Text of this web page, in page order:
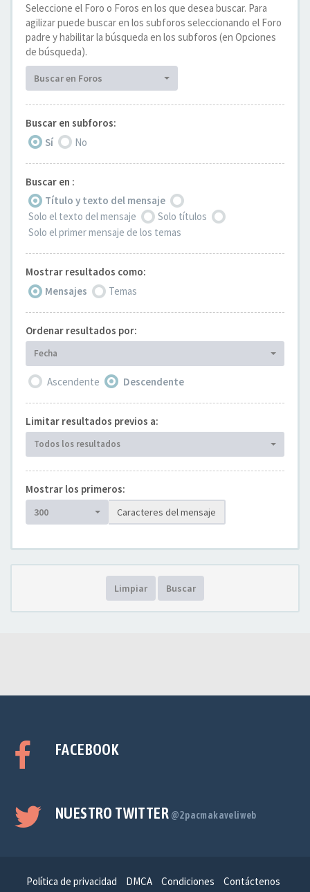
Seleccione el Foro o Foros en los que desea buscar. Para
agilizar puede buscar en los subforos seleccionando el Foro
padre y habilitar la búsqueda en los subforos (en Opciones
de búsqueda).
Buscar en Foros
Buscar en subforos:
Sí
No
Buscar en :
Título y texto del mensaje
Solo el texto del mensaje
Solo títulos
Solo el primer mensaje de los temas
Mostrar resultados como:
Mensajes
Temas
Ordenar resultados por:
Fecha
Ascendente Descendente
Limitar resultados previos a:
Todos los resultados
Mostrar los primeros:
300 Caracteres del mensaje
Limpiar Buscar
FACEBOOK
NUESTRO TWITTER @2pacmakaveliweb
Política de privacidad DMCA Condiciones Contáctenos